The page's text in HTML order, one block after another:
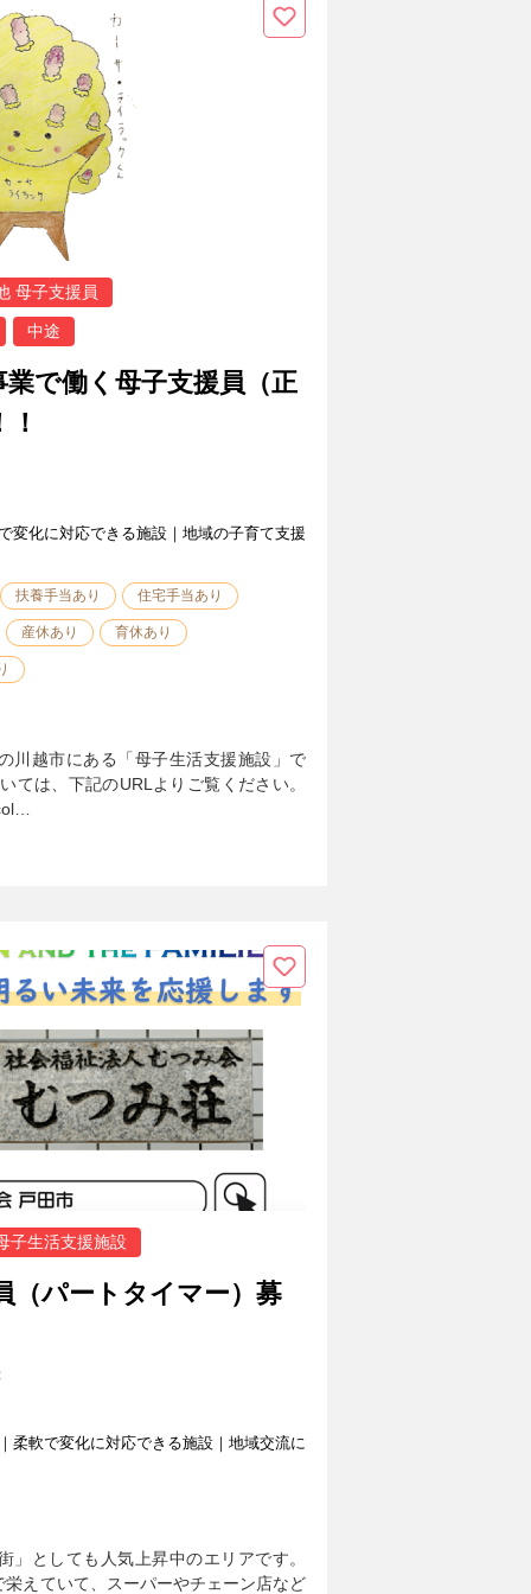
母子支援員
中途
で働く母子支援員（正
変化に対応できる施設｜地域の子育て支援
扶養手当あり 住宅手当あり
産休あり 育休あり
川越市にある「母子生活支援施設」で
は、下記のURLよりご覧ください。
子生活支援施設
（パートタイマー）募
柔軟で変化に対応できる施設｜地域交流に
」としても人気上昇中のエリアです。
えていて、スーパーやチェーン店など